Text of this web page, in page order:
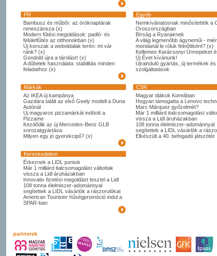
PR
Egyéb
Bambusz és műbőr: az öröknaptárak
reneszánsza (x)
Modern fűtési megoldások: padló- és
felületfűtés az otthonokban (x)
Új korszak a weboldalak terén: mi vár
ránk? (x)
Gondold újra a tárolást! (x)
A dűbelek használata: stabilitás minden
feladathoz (x)
Nemkívánatosnak minősítették a
Oroszországban
Bírság a Ryanairnek
A világ legmenőbb ágyneműi -
mondanál le róluk felnőttként? (x)
Kellemes Karácsonyi Ünnepeket
Új Évet kívánunk!
Újrainduló gyártás, új termékek és
szolgáltatások
Márkák
CSR
Az IKEA új kampánya
Gazdára talált az első Geely modell a Duna
Autónál
Új magyaros pizzamárkát indított a
Pizzame
Kezdődik az új Mercedes-Benz GLB
sorozatgyártása
Milyen egy jó gyerekcipő? (x)
Magyar diákok Koreában
Hogyan támogatta a Lenovo
Marc Márquez győzelmét?
Már 1 milliárd italcsomagolást
vissza a Lidl áruházakban
108 tonna élelmiszer-adománnyal
segítettek a LIDL vásárlók a
Elkészült a 40. befogadó játszótér
Kereskedelem
Érkeznek a LIDL pontok
Már 1 milliárd italcsomagolást váltottak
vissza a Lidl áruházakban
Innovativ fizetési megoldást tesztel a Lidl
108 tonna élelmiszer-adománnyal
segítettek a LIDL vásárlók a rászorulókat
American Tourister hűségpromóció indul a
SPAR-ban
partnerek